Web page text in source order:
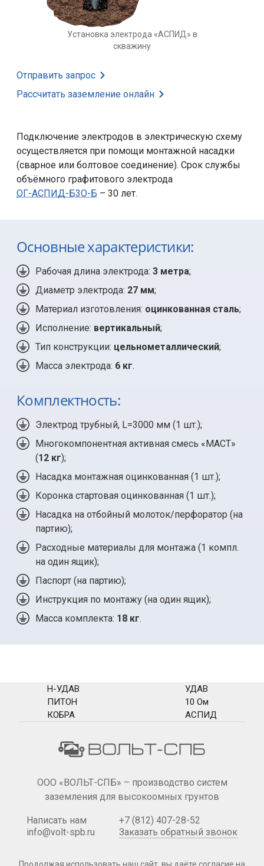
Установка электрода «АСПИД» в
скважину
Отправить запрос
Рассчитать заземление онлайн
Подключение электродов в электрическую схему
осуществляется при помощи монтажной насадки
(сварное или болтовое соединение). Срок службы
объёмного графитового электрода
ОГ-АСПИД-Б3О-Б – 30 лет.
Основные характеристики:
Рабочая длина электрода: 3 метра;
Диаметр электрода: 27 мм;
Материал изготовления: оцинкованная сталь;
Исполнение: вертикальный;
Тип конструкции: цельнометаллический;
Масса электрода: 6 кг.
Комплектность:
Электрод трубный, L=3000 мм (1 шт.);
Многокомпонентная активная смесь «МАСТ»
(12 кг);
Насадка монтажная оцинкованная (1 шт.);
Коронка стартовая оцинкованная (1 шт.);
Насадка на отбойный молоток/перфоратор (на
партию);
Расходные материалы для монтажа (1 компл.
на один ящик);
Паспорт (на партию);
Инструкция по монтажу (на один ящик);
Масса комплекта: 18 кг.
Н-УДАВ
ПИТОН
КОБРА
УДАВ
10 Ом
АСПИД
ООО «ВОЛЬТ-СПБ» – производство систем
заземления для высокоомных грунтов
Написать нам
info@volt-spb.ru
+7 (812) 407-28-52
Заказать обратный звонок